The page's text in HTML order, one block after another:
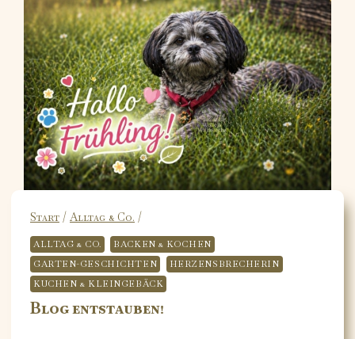
Start / Alltag & Co. /
ALLTAG & CO.
BACKEN & KOCHEN
GARTEN-GESCHICHTEN
HERZENSBRECHERIN
KUCHEN & KLEINGEBÄCK
Blog entstauben!